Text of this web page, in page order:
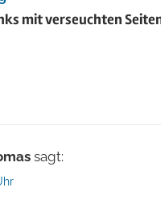
mit verseuchten
sagt: